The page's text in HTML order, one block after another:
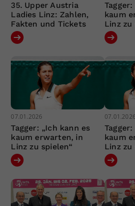
35. Upper Austria
Ladies Linz: Zahlen,
Fakten und Tickets
kaum
Linz zu
07.01.2026
Tagger: „Ich kann es
kaum erwarten, in
Linz zu spielen“
07.01.2026
kaum
Linz zu